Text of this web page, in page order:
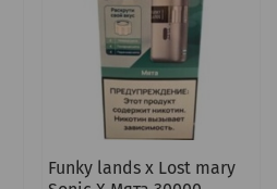
Funky lands x Lost mary